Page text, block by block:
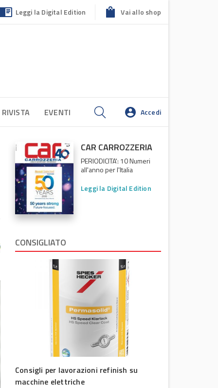
Leggi la Digital Edition Vai allo shop
EVENTI Accedi
CAR CARROZZERIA
PERIODICITA': 10 Numeri
all'anno per l'Italia
Leggi la Digital Edition
CONSIGLIATO
Consigli per lavorazioni refinish su
macchine elettriche